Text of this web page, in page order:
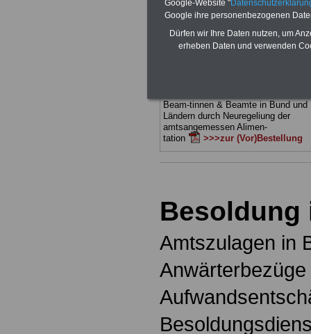
Sachverhalte ver-ständlich (auch für
Mitarbeiterinnen und Mitarbeiter
öffentlichen Dienstes im Freistaat
Bayern
geeignet).
BEHÖRDEN-ABO
hier bestellen
Beam-tinnen & Beamte in Bund und
Ländern durch Neuregeliung der
amtsangemessen Alimen-
tation
>>>zur (Vor)Bestellung
Besoldung
Amtszulagen in
Google-Website "
Google ihre personenbezogenen
Dürfen wir Ihre Daten nutzen, um
erheben Daten und verwenden